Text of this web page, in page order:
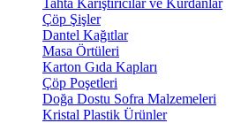
Tahta Karıştırıcılar ve Kürdanlar
Çöp Şişler
Dantel Kağıtlar
Masa Örtüleri
Karton Gıda Kapları
Çöp Poşetleri
Doğa Dostu Sofra Malzemeleri
Kristal Plastik Ürünler